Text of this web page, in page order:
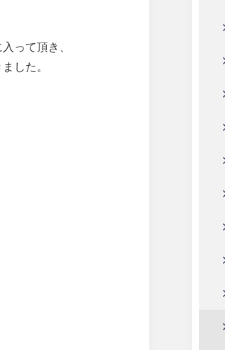
って頂き、
した。